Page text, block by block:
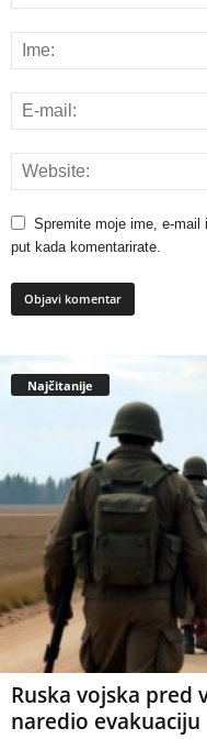
Spremite moje ime, e-mail
put kada komentarirate.
Najčitanije
Ruska vojska pred
naredio evakuaciju